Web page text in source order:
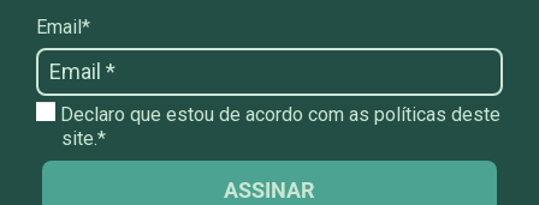
Email*
Declaro que estou de acordo com as políticas deste
site.*
ASSINAR